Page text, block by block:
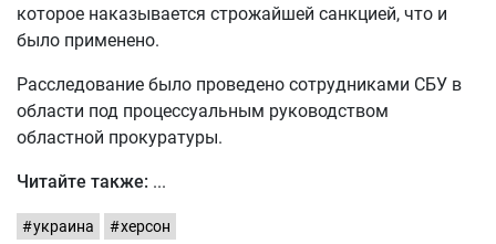
которое наказывается строжайшей санкцией, что и
было применено.
Расследование было проведено сотрудниками СБУ в
области под процессуальным руководством
областной прокуратуры.
Читайте также:
украина херсон